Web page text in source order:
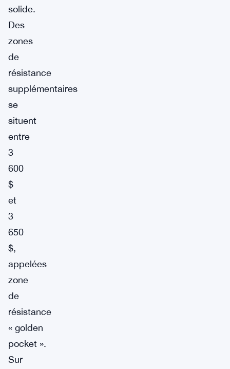
solide.
Des
zones
de
résistance
supplémentaires
se
situent
entre
3
600
$
et
3
650
$,
appelées
zone
de
résistance
« golden
pocket ».
Sur